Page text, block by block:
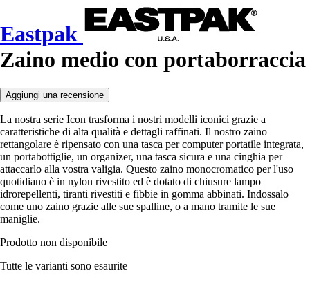
Eastpak
Zaino medio con portaborraccia
Aggiungi una recensione
La nostra serie Icon trasforma i nostri modelli iconici grazie a
caratteristiche di alta qualità e dettagli raffinati. Il nostro zaino
rettangolare è ripensato con una tasca per computer portatile integrata,
un portabottiglie, un organizer, una tasca sicura e una cinghia per
attaccarlo alla vostra valigia. Questo zaino monocromatico per l'uso
quotidiano è in nylon rivestito ed è dotato di chiusure lampo
idrorepellenti, tiranti rivestiti e fibbie in gomma abbinati. Indossalo
come uno zaino grazie alle sue spalline, o a mano tramite le sue
maniglie.
Prodotto non disponibile
Tutte le varianti sono esaurite